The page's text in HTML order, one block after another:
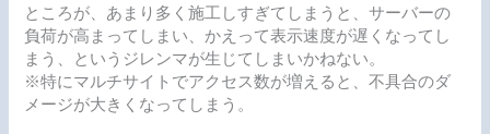
ところが、あまり多く施工しすぎてしまうと、サーバーの
負荷が高まってしまい、かえって表示速度が遅くなってし
まう、というジレンマが生じてしまいかねない。
※特にマルチサイトでアクセス数が増えると、不具合のダ
メージが大きくなってしまう。